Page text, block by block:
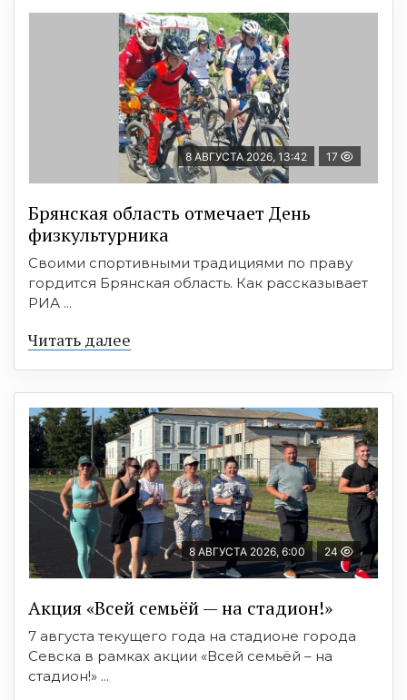
8 АВГУСТА 2026, 13:42 17
Брянская область отмечает День
физкультурника
Своими спортивными традициями по праву
гордится Брянская область. Как рассказывает
РИА ...
Читать далее
8 АВГУСТА 2026, 6:00 24
Акция «Всей семьёй — на стадион!»
7 августа текущего года на стадионе города
Севска в рамках акции «Всей семьёй – на
стадион!» ...